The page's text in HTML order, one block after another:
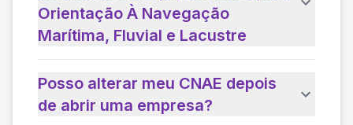
Orientação À Navegação
Marítima, Fluvial e Lacustre
Posso alterar meu CNAE depois
de abrir uma empresa?